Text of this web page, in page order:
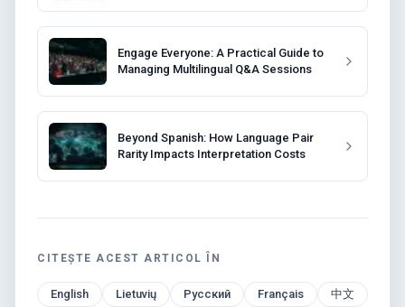
Engage Everyone: A Practical Guide to
Managing Multilingual Q&A Sessions
Beyond Spanish: How Language Pair
Rarity Impacts Interpretation Costs
CITEȘTE ACEST ARTICOL ÎN
English Lietuvių Русский Français
中文